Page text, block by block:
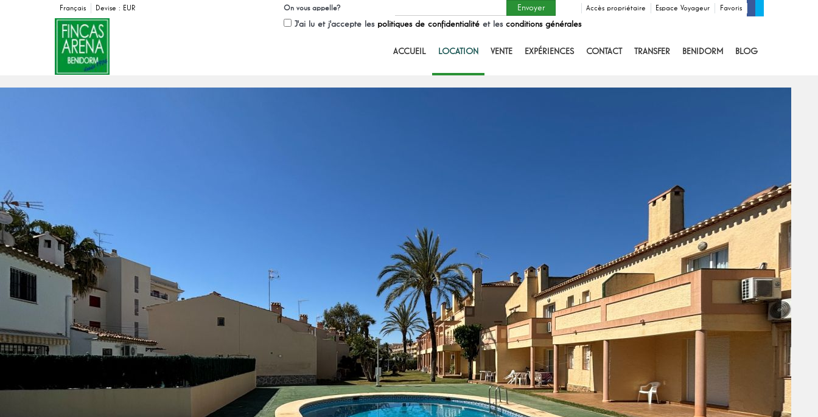
Français Devise : EUR Favoris
Espace Voyageur
Accès propriétaire
On vous appelle?
J'ai lu et j'accepte les politiques de confidentialitéet les conditions générales
ACCUEIL LOCATION VENTE EXPÉRIENCES CONTACT TRANSFER BENIDORM BLOG